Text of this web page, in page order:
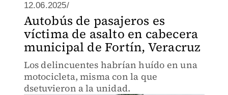
12.06.2025/
Autobús de pasajeros es
víctima de asalto en cabecera
municipal de Fortín, Veracruz
Los delincuentes habrían huído en una
motocicleta, misma con la que
dsetuvieron a la unidad.